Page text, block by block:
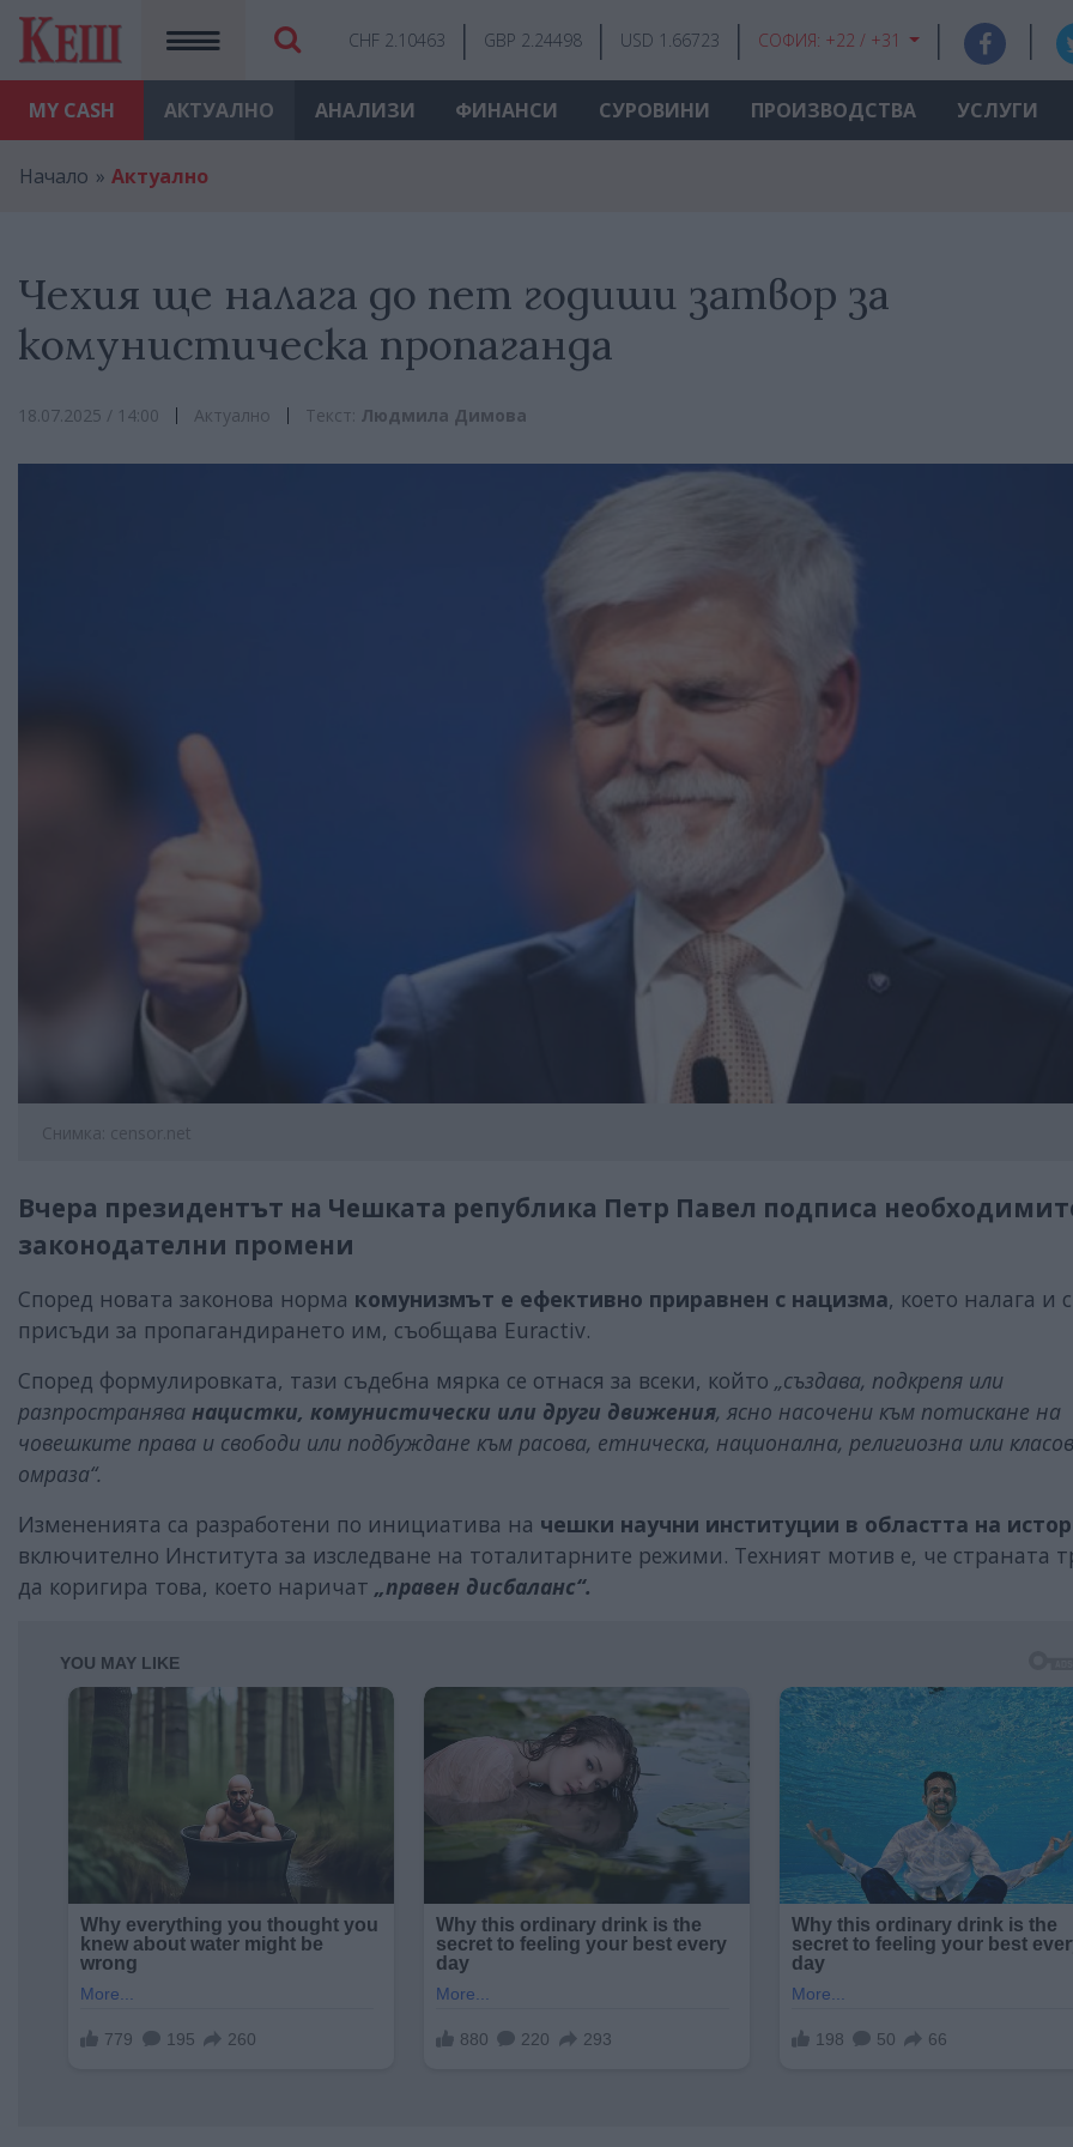
MY CASH
CHF 2.10463 GBP 2.24498 USD 1.66723 СОФИЯ: +22 / +31
АКТУАЛНО АНАЛИЗИ ФИНАНСИ СУРОВИНИ ПРОИЗВОДСТВА УСЛУГИ
Начало Актуално
Чехия ще налага до nет годиши затвор за
комунистическа пропаганда
18.07.2025 / 14:00 Актуално Текст: Людмила Димова
Снимка: censor.net
Вчера президентът на Чешката република Петр Павел подписа
законодателни промени
Според новата законова норма комунизмът е ефективно приравнен с нацизма, което налага и
присъди за пропагандирането им, съобщава Euractiv.
Според формулировката, тази съдебна мярка се отнася за всеки, който „създава, подкрепя или
разпространява нацистки, комунистически или други движения, ясно насочени към потискане на
човешките права и свободи или подбуждане към расова, етническа, национална, религиозна или
омраза“.
Измененията са разработени по инициатива на чешки научни институции в областта на
включително Института за изследване на тоталитарните режими. Техният мотив е, че страната
да коригира това, което наричат „правен дисбаланс“.